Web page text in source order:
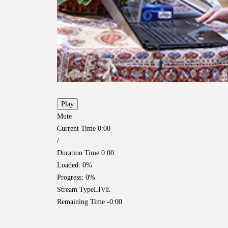
Play
Mute
Current Time 0:00
/
Duration Time 0:00
Loaded: 0%
Progress: 0%
Stream TypeLIVE
Remaining Time -0:00